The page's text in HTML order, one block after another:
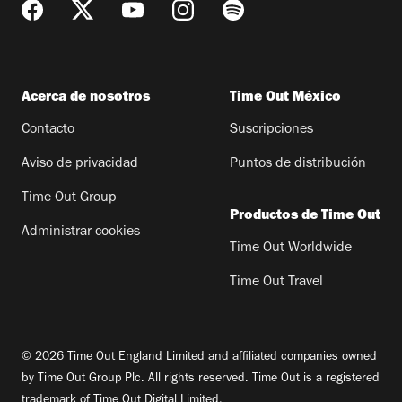
Acerca de nosotros
Contacto
Aviso de privacidad
Time Out Group
Administrar cookies
Time Out México
Suscripciones
Puntos de distribución
Productos de Time Out
Time Out Worldwide
Time Out Travel
© 2026 Time Out England Limited and affiliated companies owned
by Time Out Group Plc. All rights reserved. Time Out is a registered